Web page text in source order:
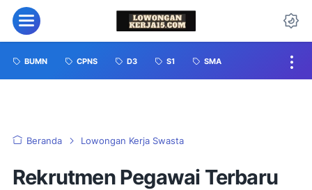
BUMN CPNS D3 S1 SMA
Beranda Lowongan Kerja Swasta
Rekrutmen Pegawai Terbaru